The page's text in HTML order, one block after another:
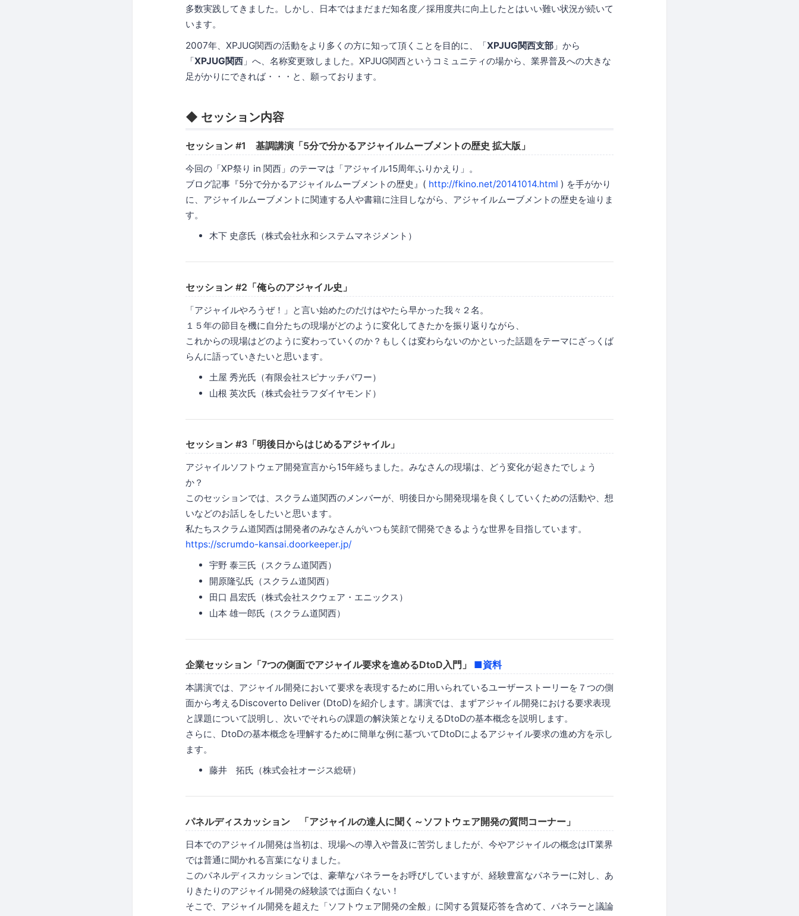
多数実践してきました。しかし、日本ではまだまだ知名度／採用度共に向上したとはいい難い状況が続いて
います。
2007年、XPJUG関西の活動をより多くの方に知って頂くことを目的に、「XPJUG関西支部 」から
「XPJUG関西 」へ、名称変更致しました。XPJUG関西というコミュニティの場から、業界普及への大きな
足がかりにできれば・・・と、願っております。
◆ セッション内容
セッション #1 基調講演「5分で分かるアジャイルムーブメントの歴史 拡大版」
今回の「XP祭り in 関西」のテーマは「アジャイル15周年ふりかえり」。
ブログ記事『5分で分かるアジャイルムーブメントの歴史』( http://fkino.net/20141014.html ) を手がかり
に、アジャイルムーブメントに関連する人や書籍に注目しながら、アジャイルムーブメントの歴史を辿りま
す。
木下 史彦氏（株式会社永和システムマネジメント）
セッション #2「俺らのアジャイル史」
「アジャイルやろうぜ！」と言い始めたのだけはやたら早かった我々２名。
１５年の節目を機に自分たちの現場がどのように変化してきたかを振り返りながら、
これからの現場はどのように変わっていくのか？もしくは変わらないのかといった話題をテーマにざっくば
らんに語っていきたいと思います。
土屋 秀光氏（有限会社スピナッチパワー）
山根 英次氏（株式会社ラフダイヤモンド）
セッション #3「明後日からはじめるアジャイル」
アジャイルソフトウェア開発宣言から15年経ちました。みなさんの現場は、どう変化が起きたでしょう
か？
このセッションでは、スクラム道関西のメンバーが、明後日から開発現場を良くしていくための活動や、想
いなどのお話しをしたいと思います。
私たちスクラム道関西は開発者のみなさんがいつも笑顔で開発できるような世界を目指しています。
https://scrumdo-kansai.doorkeeper.jp/
宇野 泰三氏（スクラム道関西）
開原隆弘氏（スクラム道関西）
田口 昌宏氏（株式会社スクウェア・エニックス）
山本 雄一郎氏（スクラム道関西）
企業セッション「7つの側面でアジャイル要求を進めるDtoD入門」 ■資料
本講演では、アジャイル開発において要求を表現するために用いられているユーザーストーリーを７つの側
面から考えるDiscoverto Deliver (DtoD)を紹介します。講演では、まずアジャイル開発における要求表現
と課題について説明し、次いでそれらの課題の解決策となりえるDtoDの基本概念を説明します。
さらに、DtoDの基本概念を理解するために簡単な例に基づいてDtoDによるアジャイル要求の進め方を示し
ます。
藤井 拓氏（株式会社オージス総研）
パネルディスカッション 「アジャイルの達人に聞く～ソフトウェア開発の質問コーナー」
日本でのアジャイル開発は当初は、現場への導入や普及に苦労しましたが、今やアジャイルの概念はIT業界
では普通に聞かれる言葉になりました。
このパネルディスカッションでは、豪華なパネラーをお呼びしていますが、経験豊富なパネラーに対し、あ
りきたりのアジャイル開発の経験談では面白くない！
そこで、アジャイル開発を超えた「ソフトウェア開発の全般」に関する質疑応答を含めて、パネラーと議論